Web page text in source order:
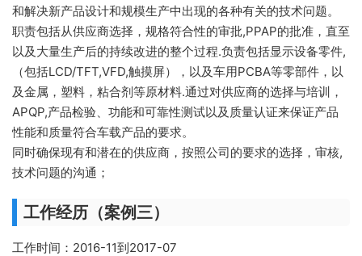
和解决新产品设计和规模生产中出现的各种有关的技术问题。
职责包括从供应商选择，规格符合性的审批,PPAP的批准，直至
以及大量生产后的持续改进的整个过程.负责包括显示设备零件,
（包括LCD/TFT,VFD,触摸屏），以及车用PCBA等零部件，以
及金属，塑料，粘合剂等原材料.通过对供应商的选择与培训，
APQP,产品检验、功能和可靠性测试以及质量认证来保证产品
性能和质量符合车载产品的要求。
同时确保现有和潜在的供应商，按照公司的要求的选择，审核,
技术问题的沟通；
工作经历（案例三）
工作时间：2016-11到2017-07